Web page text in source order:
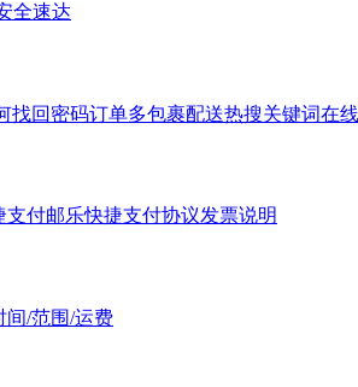
全速达
找回密码订单多包裹配送热搜关键词在
支付邮乐快捷支付协议发票说明
间/范围/运费